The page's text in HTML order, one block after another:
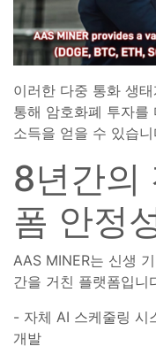
이러한 다중 통화 생
통해 암호화폐 투자를
소득을 얻을 수 있습니
8년간의
폼 안정
AAS MINER는 신생
간을 거친 플랫폼입니
- 자체 AI 스케줄링 시
개발